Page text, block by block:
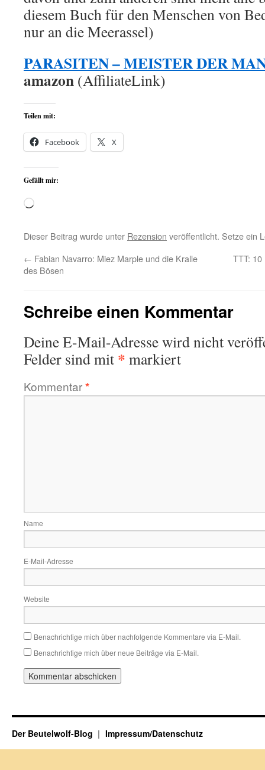
diesem Buch für den Menschen von
nur an die Meerassel)
PARASITEN – MEISTER DER
amazon (AffiliateLink)
Teilen mit:
Facebook X
Gefällt mir:
Wird
Dieser Beitrag wurde unter Rezension veröffentlicht. Setze ein
← Fabian Navarro: Miez Marple und die Kralle
des Bösen
TTT:
Schreibe einen Kommentar
Deine E-Mail-Adresse wird nicht
Felder sind mit * markiert
Kommentar*
Name
E-Mail-Adresse
Website
Benachrichtige mich über nachfolgende Kommentare via E-Mail.
Benachrichtige mich über neue Beiträge via E-Mail.
Der Beutelwolf-Blog Impressum/Datenschutz